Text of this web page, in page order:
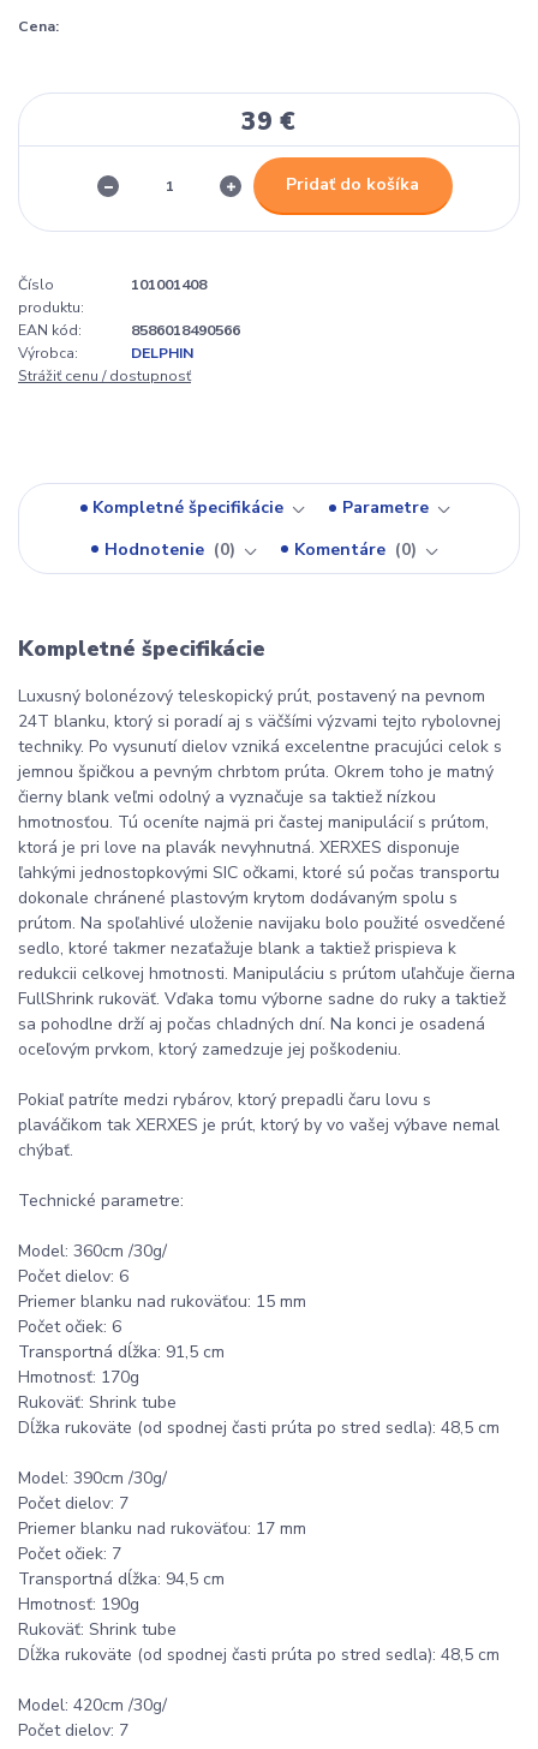
Cena:
39 €
Pridať do košíka
Číslo
produktu:
101001408
EAN kód:
8586018490566
Výrobca:
DELPHIN
Strážiť cenu / dostupnosť
Kompletné špecifikácie
Parametre
Hodnotenie
0 Komentáre 0
Kompletné špecifikácie
Luxusný bolonézový teleskopický prút, postavený na pevnom
24T blanku, ktorý si poradí aj s väčšími výzvami tejto rybolovnej
techniky. Po vysunutí dielov vzniká excelentne pracujúci celok s
jemnou špičkou a pevným chrbtom prúta. Okrem toho je matný
čierny blank veľmi odolný a vyznačuje sa taktiež nízkou
hmotnosťou. Tú oceníte najmä pri častej manipulácií s prútom,
ktorá je pri love na plavák nevyhnutná. XERXES disponuje
ľahkými jednostopkovými SIC očkami, ktoré sú počas transportu
dokonale chránené plastovým krytom dodávaným spolu s
prútom. Na spoľahlivé uloženie navijaku bolo použité osvedčené
sedlo, ktoré takmer nezaťažuje blank a taktiež prispieva k
redukcii celkovej hmotnosti. Manipuláciu s prútom uľahčuje čierna
FullShrink rukoväť. Vďaka tomu výborne sadne do ruky a taktiež
sa pohodlne drží aj počas chladných dní. Na konci je osadená
oceľovým prvkom, ktorý zamedzuje jej poškodeniu.
Pokiaľ patríte medzi rybárov, ktorý prepadli čaru lovu s
plaváčikom tak XERXES je prút, ktorý by vo vašej výbave nemal
chýbať.
Technické parametre:
Model: 360cm /30g/
Počet dielov: 6
Priemer blanku nad rukoväťou: 15 mm
Počet očiek: 6
Transportná dĺžka: 91,5 cm
Hmotnosť: 170g
Rukoväť: Shrink tube
Dĺžka rukoväte (od spodnej časti prúta po stred sedla): 48,5 cm
Model: 390cm /30g/
Počet dielov: 7
Priemer blanku nad rukoväťou: 17 mm
Počet očiek: 7
Transportná dĺžka: 94,5 cm
Hmotnosť: 190g
Rukoväť: Shrink tube
Dĺžka rukoväte (od spodnej časti prúta po stred sedla): 48,5 cm
Model: 420cm /30g/
Počet dielov: 7